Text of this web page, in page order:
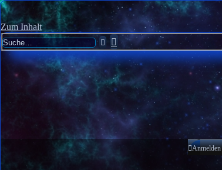
Zum Inhalt
SucheErweiterte
Suche
Anmelden